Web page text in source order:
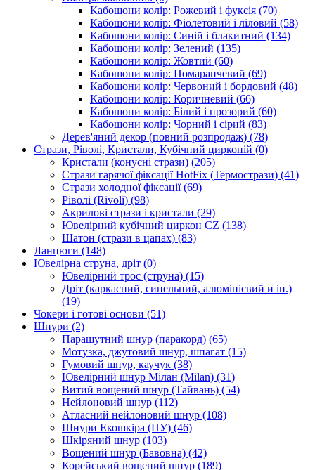
Кабошони колір: Рожевий і фуксія (70)
Кабошони колір: Фіолетовий і ліловий (58)
Кабошони колір: Синій і блакитний (134)
Кабошони колір: Зелений (135)
Кабошони колір: Жовтий (60)
Кабошони колір: Помаранчевий (69)
Кабошони колір: Червоний і бордовий (48)
Кабошони колір: Коричневий (66)
Кабошони колір: Білий і прозорий (60)
Кабошони колір: Чорний і сірий (83)
Дерев'яний декор (повний розпродаж) (78)
Стрази, Ріволі, Кристали, Кубічний цирконій (0)
Кристали (конусні стрази) (205)
Стрази гарячої фіксації HotFix (Термострази) (41)
Стрази холодної фіксації(69)
Ріволі (Rivoli) (98)
Акрилові стрази і кристали (29)
Ювелірний кубічний циркон CZ (138)
Шатон (стрази в цапах) (83)
Ланцюги (148)
Ювелірна струна, дріт (0)
Ювелірний трос (струна) (15)
Дріт (каркасний, синельний, алюмінієвий и ін.)
(19)
Чокери і готові основи (51)
Шнури (2)
Парашутний шнур (паракорд) (65)
Мотузка, джутовий шнур, шпагат (15)
Гумовий шнур, каучук (38)
Ювелірний шнур Мілан (Milan) (31)
Витий вощений шнур (Тайвань) (54)
Нейлоновий шнур (112)
Атласний нейлоновий шнур (108)
Шнури Екошкіра (ПУ) (46)
Шкіряний шнур (103)
Вощений шнур (Бавовна) (42)
Корейський вощений шнур (189)